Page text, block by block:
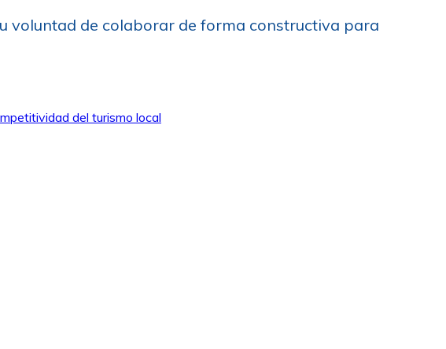
voluntad de colaborar de forma constructiva para
del turismo local